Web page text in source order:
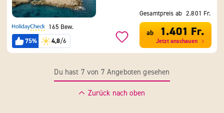
165 Bew.
75%
4,8/6
Gesamtpreis ab 2.801 Fr.
ab 1.401 Fr.
Jetzt anschauen
Du hast 7 von 7 Angeboten gesehen
Zurück nach oben